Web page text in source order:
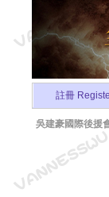
註冊
吳建豪國際後援